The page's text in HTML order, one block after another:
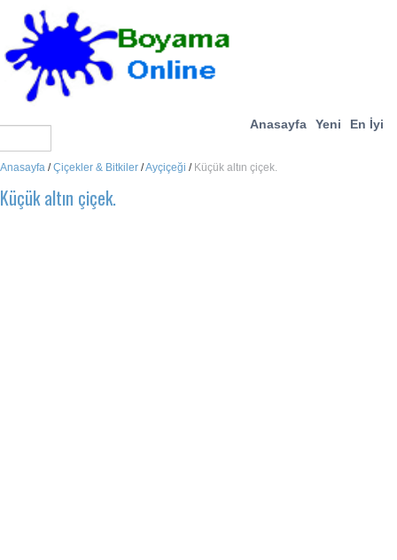
Anasayfa Yeni En İyi
Anasayfa /Çiçekler & Bitkiler /Ayçiçeği / Küçük altın çiçek.
Küçük altın çiçek.